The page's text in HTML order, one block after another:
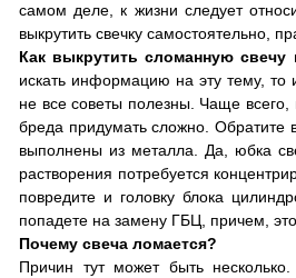
самом деле, к жизни следует
выкрутить свечку самостоятельно,
Как выкрутить сломанную свечу
искать информацию на эту тему, то
не все советы полезны. Чаще всего,
бреда придумать сложно. Обратите
выполнены из металла. Да, юбка
растворения потребуется
повредите и головку блока
попадете на замену ГБЦ, причем,
Почему свеча ломается?
Причин тут может быть